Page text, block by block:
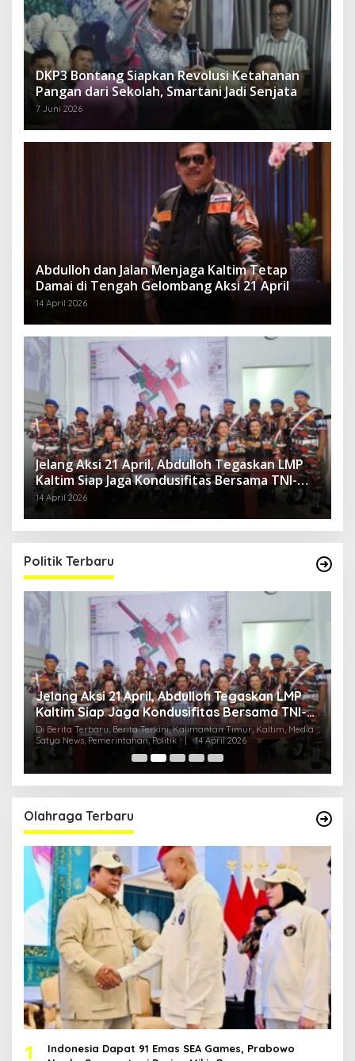
DKP3 Bontang Siapkan Revolusi Ketahanan
Pangan dari Sekolah, Smartani Jadi Senjata
7 Juni 2026
Abdulloh dan Jalan Menjaga Kaltim Tetap
Damai di Tengah Gelombang Aksi 21 April
14 April 2026
Jelang Aksi 21 April, Abdulloh Tegaskan LMP
Kaltim Siap Jaga Kondusifitas Bersama TNI-
Polri
14 April 2026
Politik Terbaru
Jelang Aksi 21 April, Abdulloh Tegaskan LMP
Kaltim Siap Jaga Kondusifitas Bersama TNI-
Polri
Di Berita Terbaru, Berita Terkini, Kalimantan Timur, Kaltim, Media
Satya News, Pemerintahan, Politik
14 April 2026
Olahraga Terbaru
1
Indonesia Dapat 91 Emas SEA Games, Prabowo